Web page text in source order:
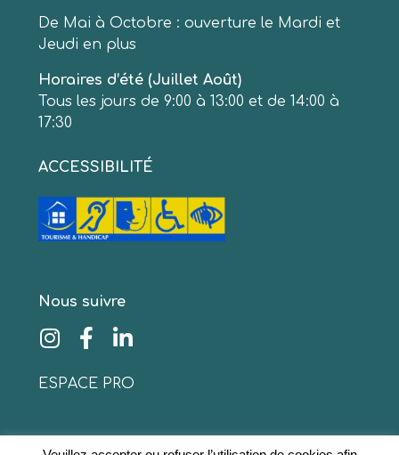
De Mai à Octobre : ouverture le Mardi et
Jeudi en plus
Horaires d’été (Juillet Août)
Tous les jours de 9:00 à 13:00 et de 14:00 à
17:30
ACCESSIBILITÉ
Nous suivre
ESPACE PRO